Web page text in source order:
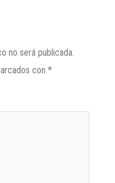
no será publicada.
con *